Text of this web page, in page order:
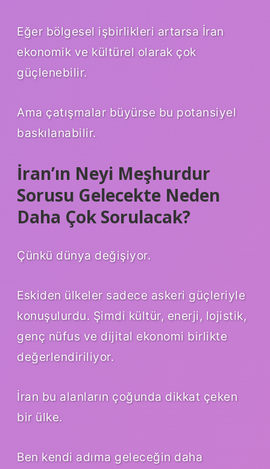
Eğer bölgesel işbirlikleri artarsa İran
ekonomik ve kültürel olarak çok
güçlenebilir.
Ama çatışmalar büyürse bu potansiyel
baskılanabilir.
İran’ın Neyi Meşhurdur
Sorusu Gelecekte Neden
Daha Çok Sorulacak?
Çünkü dünya değişiyor.
Eskiden ülkeler sadece askeri güçleriyle
konuşulurdu. Şimdi kültür, enerji, lojistik,
genç nüfus ve dijital ekonomi birlikte
değerlendiriliyor.
İran bu alanların çoğunda dikkat çeken
bir ülke.
Ben kendi adıma geleceğin daha